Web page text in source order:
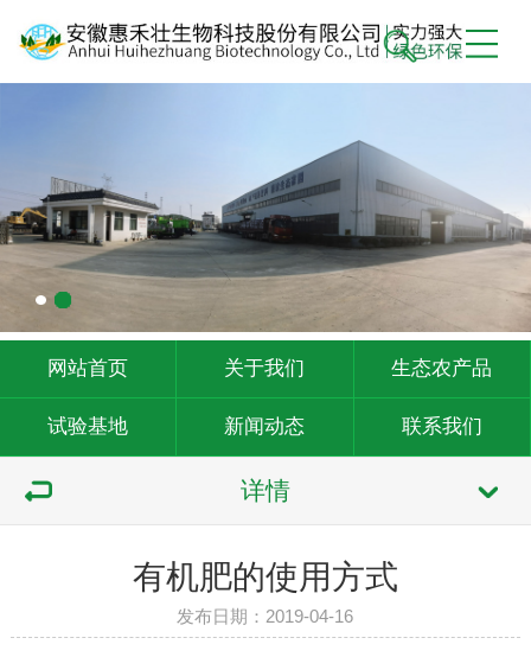
网站首页 关于我们 生态农产品
试验基地 新闻动态 联系我们
详情
有机肥的使用方式
发布日期：2019-04-16